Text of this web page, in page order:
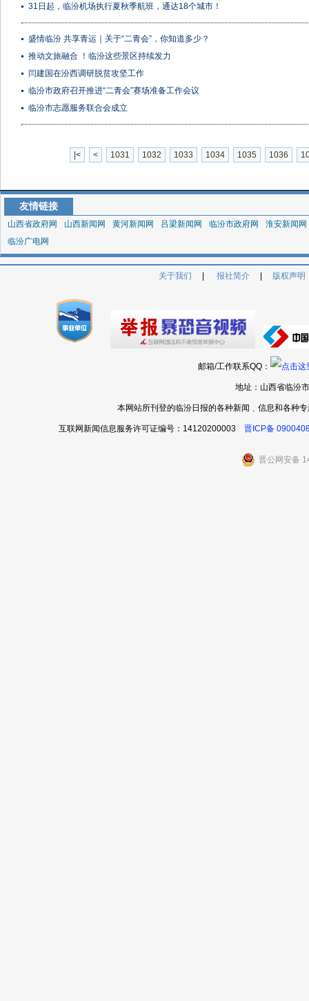
31日起，临汾机场执行夏秋季航班，通达18个城市！
盛情临汾 共享青运｜关于“二青会”，你知道多少？
推动文旅融合 ！临汾这些景区持续发力
闫建国在汾西调研脱贫攻坚工作
临汾市政府召开推进“二青会”赛场准备工作会议
临汾市志愿服务联合会成立
|< < 1031 1032 1033 1034 1035 1036
友情链接
山西省政府网 山西新闻网 黄河新闻网 吕梁新闻网 临汾市政府网
淮安新闻网
临汾广电网
关于我们 报社简介 版权声明
邮箱/工作联系QQ：
地址：山西省临汾
本网站所刊登的临汾日报的各种新闻﹑信息和各种
互联网新闻信息服务许可证编号：14120200003 晋ICP备
晋公网安备